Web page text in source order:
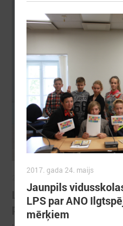
2026. gada 18. maijs
LPS Azerbaidžānā
pilsētu forumā
2017. gada 24. maijs
Jaunpils
LPS par ANO
mērķiem